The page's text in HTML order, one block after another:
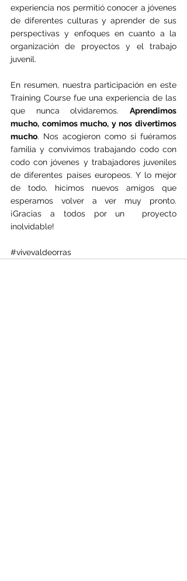
experiencia nos permitió conocer a jóvenes
de diferentes culturas y aprender de sus
perspectivas y enfoques en cuanto a la
organización de proyectos y el trabajo
juvenil.
En resumen, nuestra participación en este
Training Course fue una experiencia de las
que nunca olvidaremos. Aprendimos
mucho, comimos mucho, y nos divertimos
mucho. Nos acogieron como si fuéramos
familia y convivimos trabajando codo con
codo con jóvenes y trabajadores juveniles
de diferentes países europeos. Y lo mejor
de todo, hicimos nuevos amigos que
esperamos volver a ver muy pronto.
¡Gracias a todos por un  proyecto
inolvidable!
#vivevaldeorras